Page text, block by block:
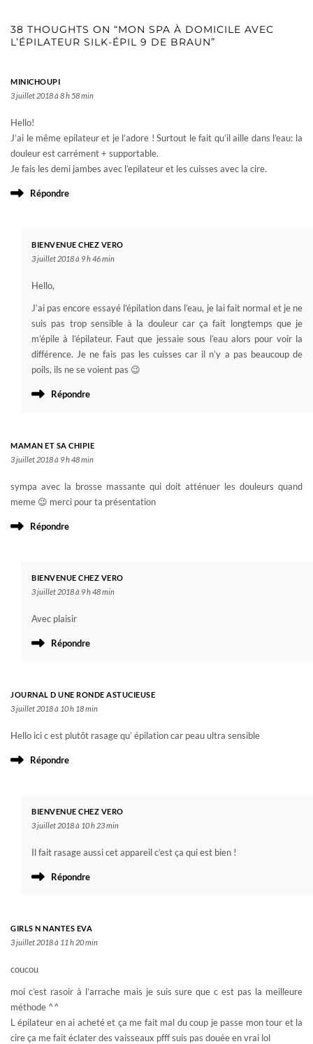
38 THOUGHTS ON “MON SPA À DOMICILE AVEC
L’ÉPILATEUR SILK-ÉPIL 9 DE BRAUN”
MINICHOUPI
3 juillet 2018 à 8 h 58 min
Hello!
J’ai le même epilateur et je l’adore ! Surtout le fait qu’il aille dans l’eau: la
douleur est carrément + supportable.
Je fais les demi jambes avec l’epilateur et les cuisses avec la cire.
Répondre
BIENVENUE CHEZ VERO
3 juillet 2018 à 9 h 46 min
Hello,
J’ai pas encore essayé l’épilation dans l’eau, je lai fait normal et je ne
suis pas trop sensible à la douleur car ça fait longtemps que je
m’épile à l’épilateur. Faut que jessaie sous l’eau alors pour voir la
différence. Je ne fais pas les cuisses car il n’y a pas beaucoup de
poils, ils ne se voient pas 😉
Répondre
MAMAN ET SA CHIPIE
3 juillet 2018 à 9 h 48 min
sympa avec la brosse massante qui doit atténuer les douleurs quand
meme 😉 merci pour ta présentation
Répondre
BIENVENUE CHEZ VERO
3 juillet 2018 à 9 h 48 min
Avec plaisir
Répondre
JOURNAL D UNE RONDE ASTUCIEUSE
3 juillet 2018 à 10 h 18 min
Hello ici c est plutôt rasage qu’ épilation car peau ultra sensible
Répondre
BIENVENUE CHEZ VERO
3 juillet 2018 à 10 h 23 min
Il fait rasage aussi cet appareil c’est ça qui est bien !
Répondre
GIRLS N NANTES EVA
3 juillet 2018 à 11 h 20 min
coucou
moi c’est rasoir à l’arrache mais je suis sure que c est pas la meilleure
méthode ^^
L épilateur en ai acheté et ça me fait mal du coup je passe mon tour et la
cire ça me fait éclater des vaisseaux pfff suis pas douée en vrai lol